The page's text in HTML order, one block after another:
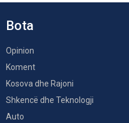
Bota
Opinion
Koment
Kosova dhe Rajoni
Shkencë dhe Teknologji
Auto